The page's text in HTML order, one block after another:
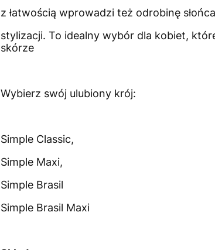
z łatwością wprowadzi też odrobinę
stylizacji. To idealny wybór dla kobiet,
skórze
Wybierz swój ulubiony krój:
Simple Classic,
Simple Maxi,
Simple Brasil
Simple Brasil Maxi